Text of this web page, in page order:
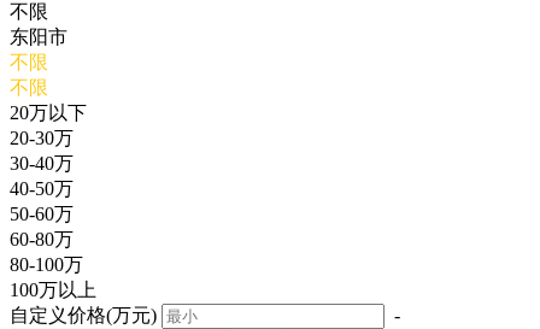
不限
东阳市
不限
不限
20万以下
20-30万
30-40万
40-50万
50-60万
60-80万
80-100万
100万以上
自定义价格(万元)
-